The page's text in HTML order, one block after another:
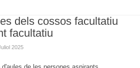
dels cossos facultatiu
facultatiu
2025